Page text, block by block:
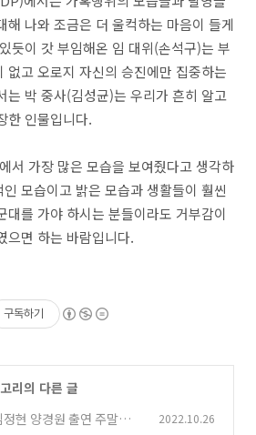
해 나와 조금은 더 울컥하는 마음이 들게
듯이 갓 부임해온 임 대위(손석구)는 부
없고 오로지 자신의 승진에만 집중하는
는 박 중사(김성균)는 우리가 흔히 알고
한 인물입니다.
서 가장 많은 모습을 보여줬다고 생각하
모습이고 밝은 모습과 생활들이 훨씬
대를 가야 하시는 분들이라도 거부감이
으면 하는 바람입니다.
구독하기
리의 다른 글
현 양경원 출연 주말드라
2022.10.26